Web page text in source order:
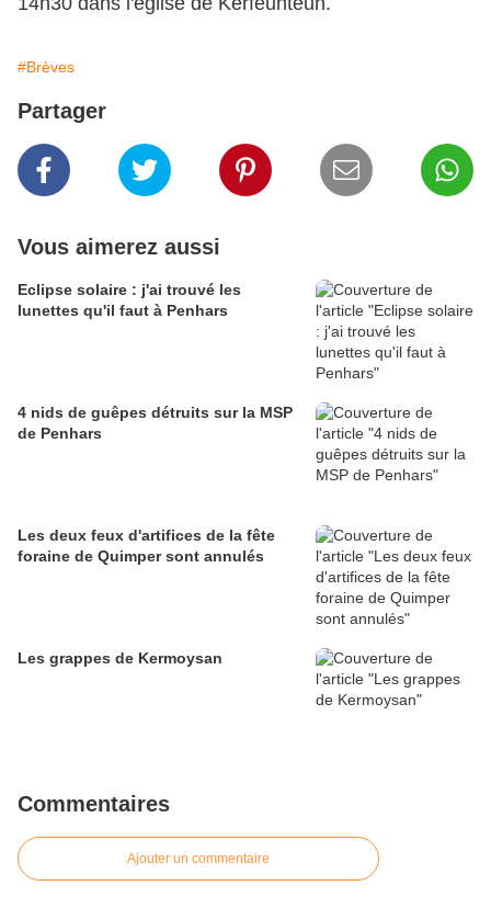
#Brèves
Partager
Vous aimerez aussi
Eclipse solaire : j'ai trouvé les
lunettes qu'il faut à Penhars
4 nids de guêpes détruits sur la MSP
de Penhars
Les deux feux d'artifices de la fête
foraine de Quimper sont annulés
Les grappes de Kermoysan
Commentaires
Ajouter un commentaire